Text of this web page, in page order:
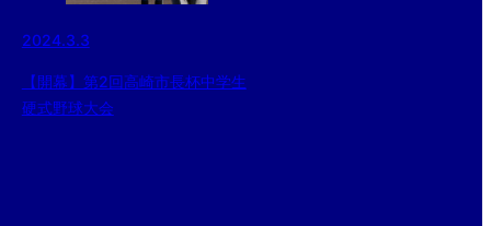
2024.3.3
【開幕】第2回高崎市長杯中学生
硬式野球大会